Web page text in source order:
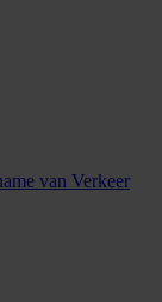
van Verkeer